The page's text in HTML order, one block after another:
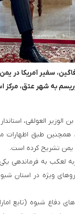
سفیر آمریکا در یمن
به شهر عتق، مرکز
بن الوزیر العولقی،
طبق اظهارات
یمن تشریح کرده است.
لعکب به فرماندهی
ویژه در استان
دفاع شبوه (تابع
از ۵ هزار نیروی سومالیایی با نظارت عربستان